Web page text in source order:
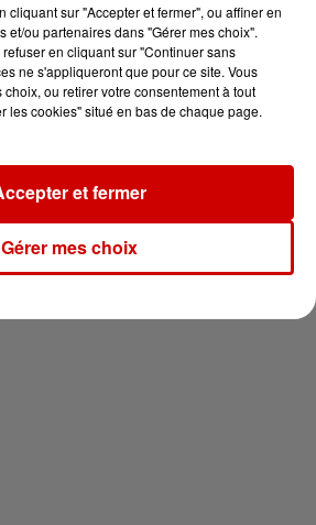
Vacances : inscrivez-
!
cliquant sur "Accepter et fermer", ou affiner en
et/ou partenaires dans "Gérer mes choix".
en cliquant sur "Continuer sans
ne s'appliqueront que pour ce site. Vous
ou retirer votre consentement à tout
les cookies" situé en bas de chaque page.
Gérer mes choix
et fermer